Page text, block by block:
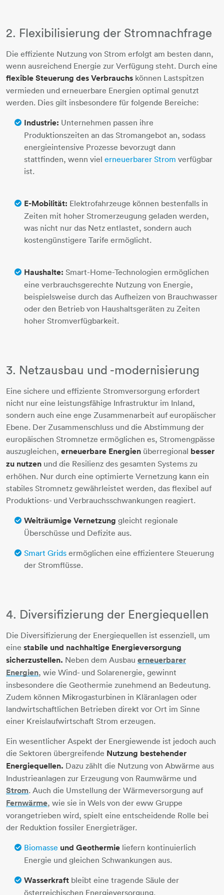
2. Flexibilisierung der Stromnachfrage
Die effiziente Nutzung von Strom erfolgt am besten dann,
wenn ausreichend Energie zur Verfügung steht. Durch eine
flexible Steuerung des Verbrauchs können Lastspitzen
vermieden und erneuerbare Energien optimal genutzt
werden. Dies gilt insbesondere für folgende Bereiche:
Industrie: Unternehmen passen ihre
Produktionszeiten an das Stromangebot an, sodass
energieintensive Prozesse bevorzugt dann
stattfinden, wenn viel erneuerbarer Strom verfügbar
ist.
E-Mobilität: Elektrofahrzeuge können bestenfalls in
Zeiten mit hoher Stromerzeugung geladen werden,
was nicht nur das Netz entlastet, sondern auch
kostengünstigere Tarife ermöglicht.
Haushalte: Smart-Home-Technologien ermöglichen
eine verbrauchsgerechte Nutzung von Energie,
beispielsweise durch das Aufheizen von Brauchwasser
oder den Betrieb von Haushaltsgeräten zu Zeiten
hoher Stromverfügbarkeit.
3. Netzausbau und -modernisierung
Eine sichere und effiziente Stromversorgung erfordert
nicht nur eine leistungsfähige Infrastruktur im Inland,
sondern auch eine enge Zusammenarbeit auf europäischer
Ebene. Der Zusammenschluss und die Abstimmung der
europäischen Stromnetze ermöglichen es, Stromengpässe
auszugleichen, erneuerbare Energien überregional besser
zu nutzen und die Resilienz des gesamten Systems zu
erhöhen. Nur durch eine optimierte Vernetzung kann ein
stabiles Stromnetz gewährleistet werden, das flexibel auf
Produktions- und Verbrauchsschwankungen reagiert.
Weiträumige Vernetzung gleicht regionale
Überschüsse und Defizite aus.
Smart Grids ermöglichen eine effizientere Steuerung
der Stromflüsse.
4. Diversifizierung der Energiequellen
Die Diversifizierung der Energiequellen ist essenziell, um
eine stabile und nachhaltige Energieversorgung
sicherzustellen. Neben dem Ausbau erneuerbarer
Energien, wie Wind- und Solarenergie, gewinnt
insbesondere die Geothermie zunehmend an Bedeutung.
Zudem können Mikrogasturbinen in Kläranlagen oder
landwirtschaftlichen Betrieben direkt vor Ort im Sinne
einer Kreislaufwirtschaft Strom erzeugen.
Ein wesentlicher Aspekt der Energiewende ist jedoch auch
die Sektoren übergreifende Nutzung bestehender
Energiequellen. Dazu zählt die Nutzung von Abwärme aus
Industrieanlagen zur Erzeugung von Raumwärme und
Strom. Auch die Umstellung der Wärmeversorgung auf
Fernwärme, wie sie in Wels von der eww Gruppe
vorangetrieben wird, spielt eine entscheidende Rolle bei
der Reduktion fossiler Energieträger.
Biomasse und Geothermie liefern kontinuierlich
Energie und gleichen Schwankungen aus.
Wasserkraft bleibt eine tragende Säule der
österreichischen Energieversorgung.